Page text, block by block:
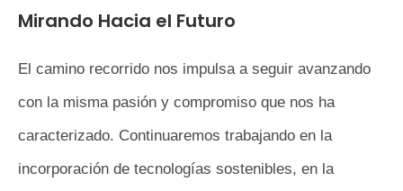
Mirando Hacia el Futuro
El camino recorrido nos impulsa a seguir avanzando
con la misma pasión y compromiso que nos ha
caracterizado. Continuaremos trabajando en la
incorporación de tecnologías sostenibles, en la